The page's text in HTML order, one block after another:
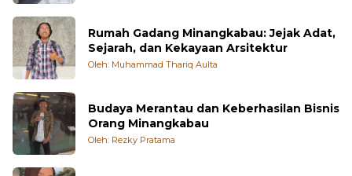
Rumah Gadang Minangkabau: Jejak Adat,
Sejarah, dan Kekayaan Arsitektur
Oleh: Muhammad Thariq Aulta
Budaya Merantau dan Keberhasilan Bisnis
Orang Minangkabau
Oleh: Rezky Pratama